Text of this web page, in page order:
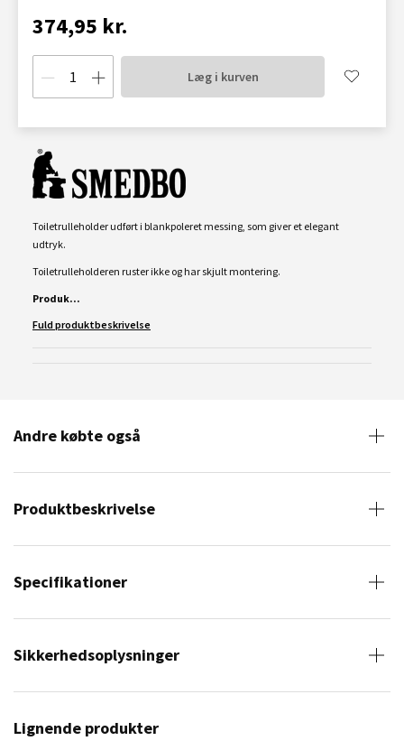
374,95 kr.
Læg i kurven
Toiletrulleholder udført i blankpoleret messing, som giver et elegant
udtryk.
Toiletrulleholderen ruster ikke og har skjult montering.
Produk...
Fuld produktbeskrivelse
Andre købte også
Produktbeskrivelse
Specifikationer
Sikkerhedsoplysninger
Lignende produkter